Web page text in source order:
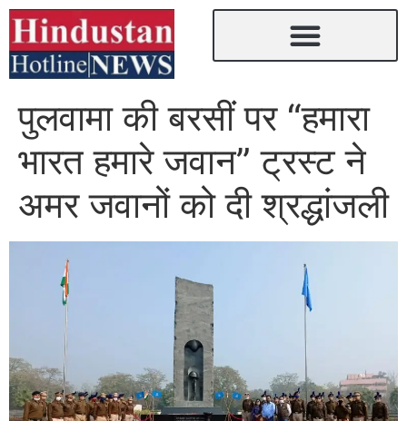
पुलवामा की बरसीं पर “हमारा
भारत हमारे जवान” ट्रस्ट ने
अमर जवानों को दी श्रद्धांजली